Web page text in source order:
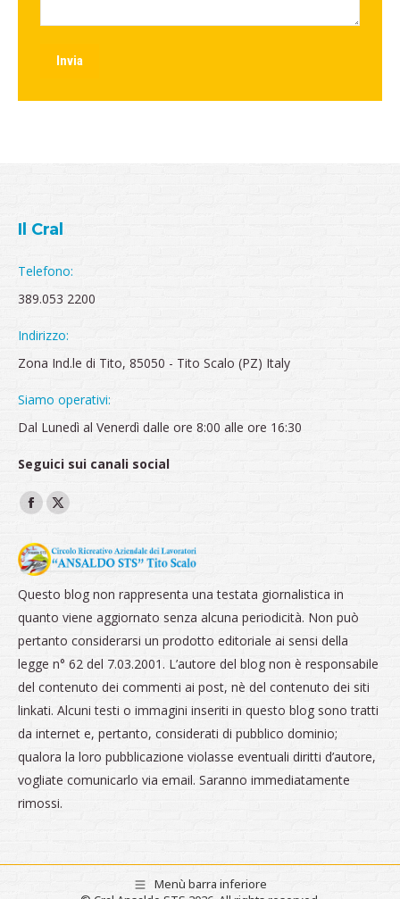
Invia
Il Cral
Telefono:
389.053 2200
Indirizzo:
Zona Ind.le di Tito, 85050 - Tito Scalo (PZ) Italy
Siamo operativi:
Dal Lunedì al Venerdì dalle ore 8:00 alle ore 16:30
Seguici sui canali social
Ci puoi trovare su:
Facebook
opens
in
new
window
X
opens
new
window
Questo blog non rappresenta una testata giornalistica in
quanto viene aggiornato senza alcuna periodicità. Non può
pertanto considerarsi un prodotto editoriale ai sensi della
legge n° 62 del 7.03.2001. L’autore del blog non è responsabile
del contenuto dei commenti ai post, nè del contenuto dei siti
linkati. Alcuni testi o immagini inseriti in questo blog sono tratti
da internet e, pertanto, considerati di pubblico dominio;
qualora la loro pubblicazione violasse eventuali diritti d’autore,
vogliate comunicarlo via email. Saranno immediatamente
rimossi.
Menù barra inferiore